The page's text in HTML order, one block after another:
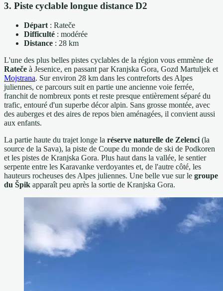
3. Piste cyclable longue distance D2
Départ : Rateče
Difficulté : modérée
Distance : 28 km
L'une des plus belles pistes cyclables de la région vous emmène de
Rateče à Jesenice, en passant par Kranjska Gora, Gozd Martuljek et
Mojstrana. Sur environ 28 km dans les contreforts des Alpes
juliennes, ce parcours suit en partie une ancienne voie ferrée,
franchit de nombreux ponts et reste presque entièrement séparé du
trafic, entouré d'un superbe décor alpin. Sans grosse montée, avec
des auberges et des aires de repos bien aménagées, il convient aussi
aux enfants.
La partie haute du trajet longe la réserve naturelle de Zelenci (la
source de la Sava), la piste de Coupe du monde de ski de Podkoren
et les pistes de Kranjska Gora. Plus haut dans la vallée, le sentier
serpente entre les Karavanke verdoyantes et, de l'autre côté, les
hauteurs rocheuses des Alpes juliennes. Une belle vue sur le groupe
du Špik apparaît peu après la sortie de Kranjska Gora.